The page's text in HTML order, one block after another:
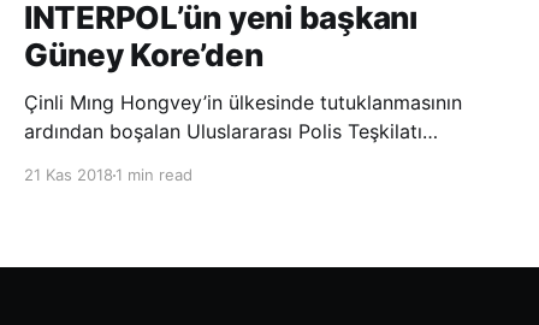
INTERPOL’ün yeni başkanı
Güney Kore’den
Çinli Mıng Hongvey’in ülkesinde tutuklanmasının
ardından boşalan Uluslararası Polis Teşkilatı
21 Kas 2018 1 min read